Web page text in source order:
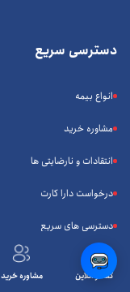
دسترسی سریع
انواع بیمه
مشاوره خرید
انتقادات و نارضایتی ها
درخواست دارا کارت
دسترسی های سریع
اخبار بیمه سامان
گفتگو آنلاین مشاوره خرید